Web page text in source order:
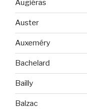
Augiéras
Auster
Auxeméry
Bachelard
Bailly
Balzac